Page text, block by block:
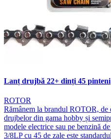
Lanț drujbă 22+ dinți 45 pinteni
ROTOR
Rămânem la brandul ROTOR, de
drujbelor din gama hobby și
modele electrice sau pe benzină
3/8LP cu 45 de zale este